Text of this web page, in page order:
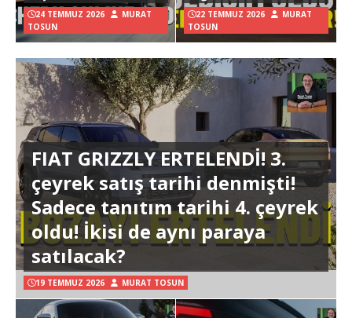
24 TEMMUZ 2026
MURAT
TOSUN
22 TEMMUZ 2026
MURAT
TOSUN
FIAT GRIZZLY ERTELENDİ! 3.
çeyrek satış tarihi denmişti!
Sadece tanıtım tarihi 4. çeyrek
oldu! İkisi de aynı paraya
satılacak?
19 TEMMUZ 2026 MURAT TOSUN